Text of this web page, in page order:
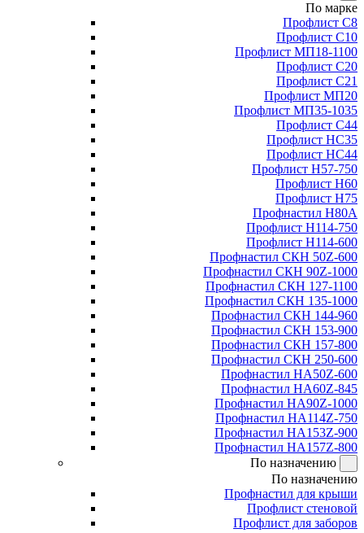
По марке
Профлист С8
Профлист С10
Профлист МП18-1100
Профлист С20
Профлист С21
Профлист МП20
Профлист МП35-1035
Профлист С44
Профлист НС35
Профлист НС44
Профлист Н57-750
Профлист Н60
Профлист Н75
Профнастил Н80А
Профлист Н114-750
Профлист Н114-600
Профнастил СКН 50Z-600
Профнастил СКН 90Z-1000
Профнастил СКН 127-1100
Профнастил СКН 135-1000
Профнастил СКН 144-960
Профнастил СКН 153-900
Профнастил СКН 157-800
Профнастил СКН 250-600
Профнастил НА50Z-600
Профнастил НА60Z-845
Профнастил НА90Z-1000
Профнастил НА114Z-750
Профнастил НА153Z-900
Профнастил НА157Z-800
По назначению
По назначению
Профнастил для крыши
Профлист стеновой
Профлист для заборов